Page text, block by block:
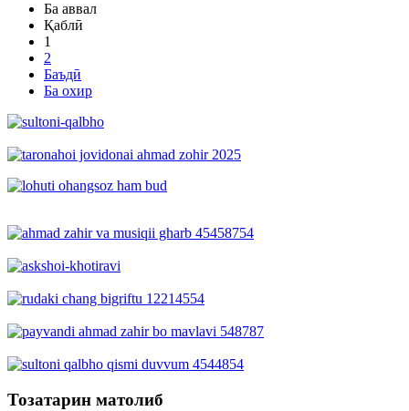
Ба аввал
Қаблӣ
1
2
Баъдӣ
Ба охир
Тозатарин матолиб